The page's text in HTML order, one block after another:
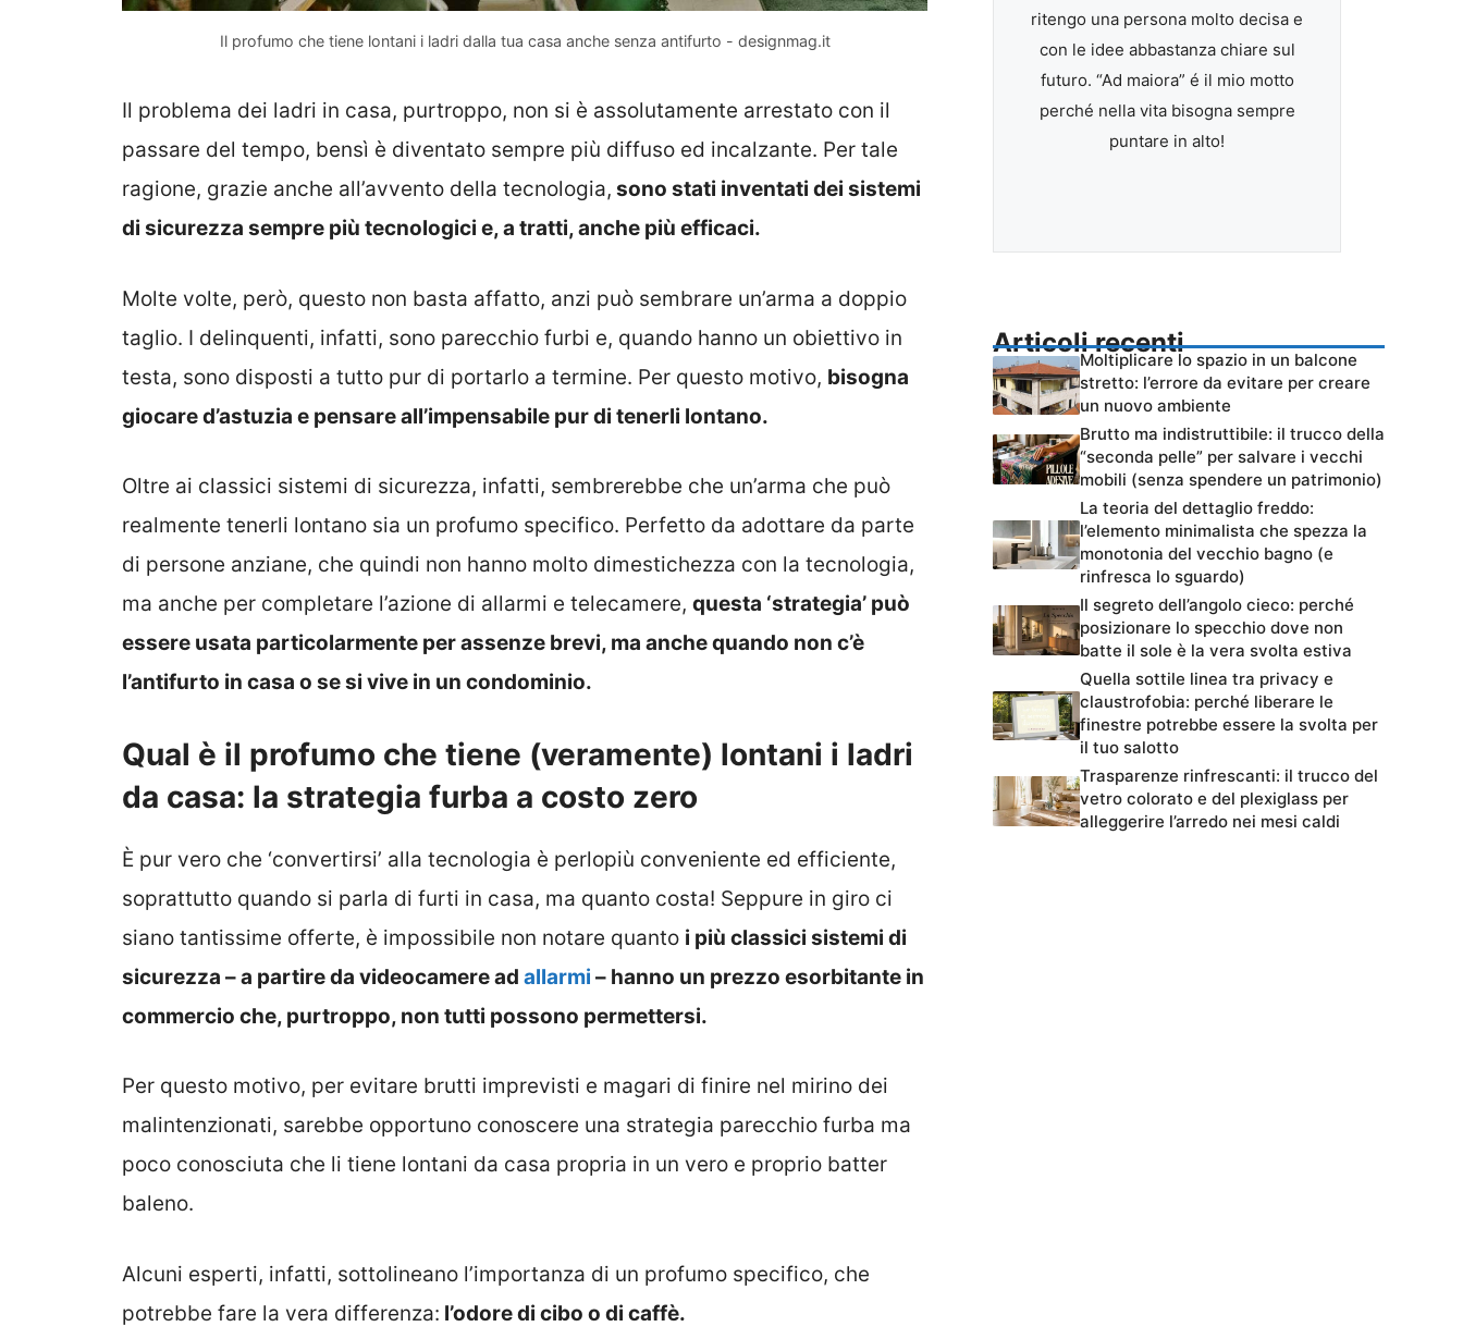
Il profumo che tiene lontani i ladri dalla tua casa anche senza antifurto - designmag.it
Il problema dei ladri in casa, purtroppo, non si è assolutamente arrestato con il
passare del tempo, bensì è diventato sempre più diffuso ed incalzante. Per tale
ragione, grazie anche all’avvento della tecnologia, sono stati inventati dei sistemi
di sicurezza sempre più tecnologici e, a tratti, anche più efficaci.
Molte volte, però, questo non basta affatto, anzi può sembrare un’arma a doppio
taglio. I delinquenti, infatti, sono parecchio furbi e, quando hanno un obiettivo in
testa, sono disposti a tutto pur di portarlo a termine. Per questo motivo, bisogna
giocare d’astuzia e pensare all’impensabile pur di tenerli lontano.
Oltre ai classici sistemi di sicurezza, infatti, sembrerebbe che un’arma che può
realmente tenerli lontano sia un profumo specifico. Perfetto da adottare da parte
di persone anziane, che quindi non hanno molto dimestichezza con la tecnologia,
ma anche per completare l’azione di allarmi e telecamere, questa ‘strategia’ può
essere usata particolarmente per assenze brevi, ma anche quando non c’è
l’antifurto in casa o se si vive in un condominio.
Qual è il profumo che tiene (veramente) lontani i ladri
da casa: la strategia furba a costo zero
È pur vero che ‘convertirsi’ alla tecnologia è perlopiù conveniente ed efficiente,
soprattutto quando si parla di furti in casa, ma quanto costa! Seppure in giro ci
siano tantissime offerte, è impossibile non notare quanto i più classici sistemi di
sicurezza – a partire da videocamere ad allarmi – hanno un prezzo esorbitante in
commercio che, purtroppo, non tutti possono permettersi.
Per questo motivo, per evitare brutti imprevisti e magari di finire nel mirino dei
malintenzionati, sarebbe opportuno conoscere una strategia parecchio furba ma
poco conosciuta che li tiene lontani da casa propria in un vero e proprio batter
baleno.
Alcuni esperti, infatti, sottolineano l’importanza di un profumo specifico, che
potrebbe fare la vera differenza: l’odore di cibo o di caffè.
ritengo una persona molto decisa e
con le idee abbastanza chiare sul
futuro. “Ad maiora” é il mio motto
perché nella vita bisogna sempre
puntare in alto!
Articoli recenti
Moltiplicare lo spazio in un balcone
stretto: l’errore da evitare per creare
un nuovo ambiente
Brutto ma indistruttibile: il trucco della
“seconda pelle” per salvare i vecchi
mobili (senza spendere un patrimonio)
La teoria del dettaglio freddo:
l’elemento minimalista che spezza la
monotonia del vecchio bagno (e
rinfresca lo sguardo)
Il segreto dell’angolo cieco: perché
posizionare lo specchio dove non
batte il sole è la vera svolta estiva
Quella sottile linea tra privacy e
claustrofobia: perché liberare le
finestre potrebbe essere la svolta per
il tuo salotto
Trasparenze rinfrescanti: il trucco del
vetro colorato e del plexiglass per
alleggerire l’arredo nei mesi caldi